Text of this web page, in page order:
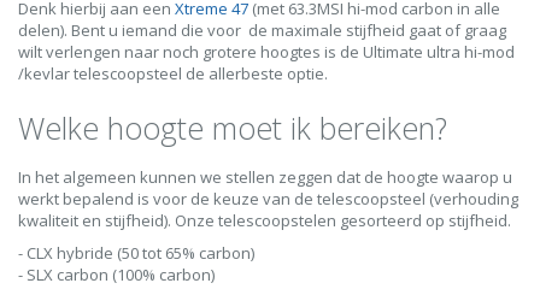
Denk hierbij aan een Xtreme 47 (met 63.3MSI hi-mod carbon in alle
delen). Bent u iemand die voor de maximale stijfheid gaat of graag
wilt verlengen naar noch grotere hoogtes is de Ultimate ultra hi-mod
/kevlar telescoopsteel de allerbeste optie.
Welke hoogte moet ik bereiken?
In het algemeen kunnen we stellen zeggen dat de hoogte waarop u
werkt bepalend is voor de keuze van de telescoopsteel (verhouding
kwaliteit en stijfheid). Onze telescoopstelen gesorteerd op stijfheid.
- CLX hybride (50 tot 65% carbon)
- SLX carbon (100% carbon)